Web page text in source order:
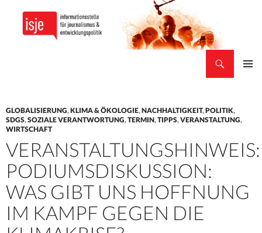
GLOBALISIERUNG,KLIMA & ÖKOLOGIE,NACHHALTIGKEIT,POLITIK,
SDGS,SOZIALE VERANTWORTUNG,TERMIN,TIPPS,VERANSTALTUNG,
WIRTSCHAFT
VERANSTALTUNGSHINWEIS:
PODIUMSDISKUSSION:
WAS GIBT UNS HOFFNUNG
IM KAMPF GEGEN DIE